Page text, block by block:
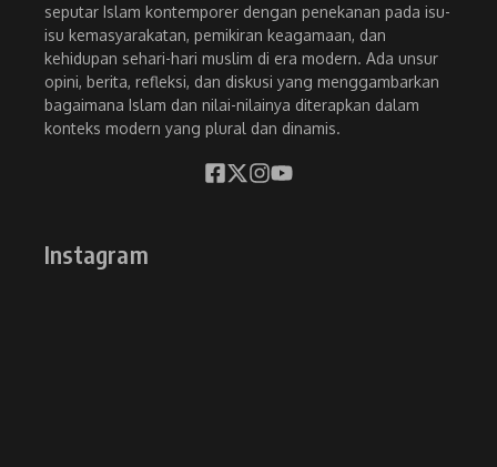
seputar Islam kontemporer dengan penekanan pada isu-
isu kemasyarakatan, pemikiran keagamaan, dan
kehidupan sehari-hari muslim di era modern. Ada unsur
opini, berita, refleksi, dan diskusi yang menggambarkan
bagaimana Islam dan nilai-nilainya diterapkan dalam
konteks modern yang plural dan dinamis.
Instagram